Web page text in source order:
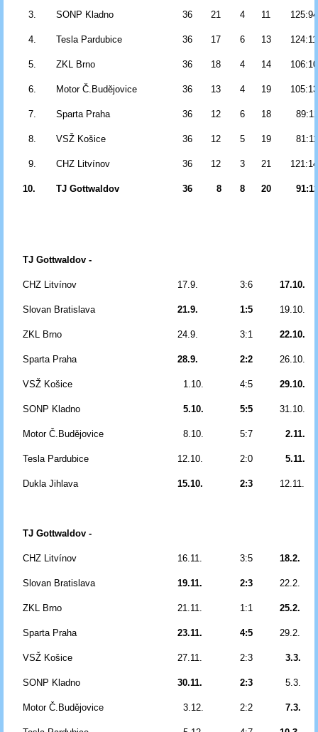
3. SONP Kladno 36 21 4 11 125:94
4. Tesla Pardubice 36 17 6 13
5. ZKL Brno 36 18 4 14
6. Motor Č.Budějovice 36 13 4 19
7. Sparta Praha 36 12 6 18
8. VSŽ Košice 36 12 5 19
9. CHZ Litvínov 36 12 3 21
10. TJ Gottwaldov 36 8 8 20
TJ Gottwaldov -
CHZ Litvínov 17.9. 3:6 17.10.
Slovan Bratislava 21.9. 1:5 19.10.
ZKL Brno 24.9. 3:1 22.10.
Sparta Praha 28.9. 2:2 26.10.
VSŽ Košice 1.10. 4:5 29.10.
SONP Kladno 5.10. 5:5 31.10.
Motor Č.Budějovice 8.10. 5:7 2.11.
Tesla Pardubice 12.10. 2:0 5.11.
Dukla Jihlava 15.10. 2:3 12.11.
TJ Gottwaldov -
CHZ Litvínov 16.11. 3:5 18.2.
Slovan Bratislava 19.11. 2:3 22.2.
ZKL Brno 21.11. 1:1 25.2.
Sparta Praha 23.11. 4:5 29.2.
VSŽ Košice 27.11. 2:3 3.3.
SONP Kladno 30.11. 2:3 5.3.
Motor Č.Budějovice 3.12. 2:2 7.3.